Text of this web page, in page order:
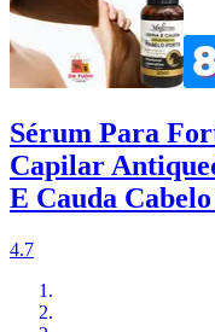
Sérum Para
Capilar
E Cauda
4.7